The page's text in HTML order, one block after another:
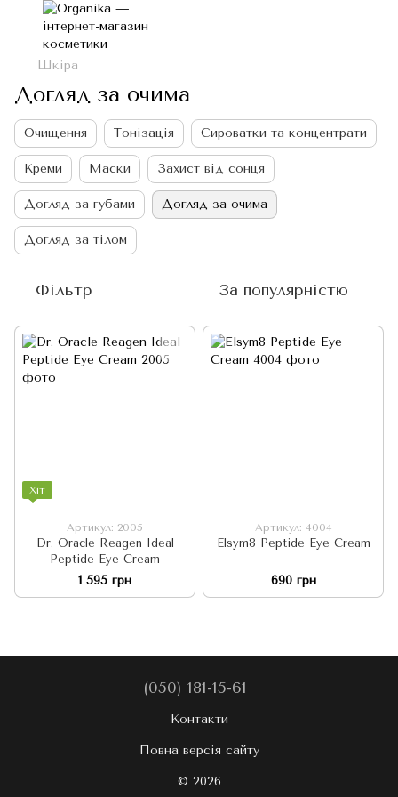
Шкіра
Догляд за очима
Очищення Тонізація Сироватки та концентрати
Креми Маски Захист від сонця
Догляд за губами Догляд за очима
Догляд за тілом
Фільтр За популярністю
Хіт
Артикул: 2005
Dr. Oracle Reagen Ideal
Peptide Eye Cream
1 595 грн
Артикул: 4004
Elsym8 Peptide Eye Cream
690 грн
(050) 181-15-61
Контакти
Повна версія сайту
© 2026